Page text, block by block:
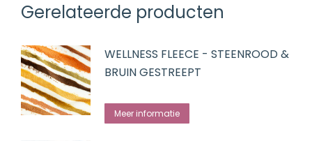
Gerelateerde producten
WELLNESS FLEECE - STEENROOD &
BRUIN GESTREEPT
Meer informatie